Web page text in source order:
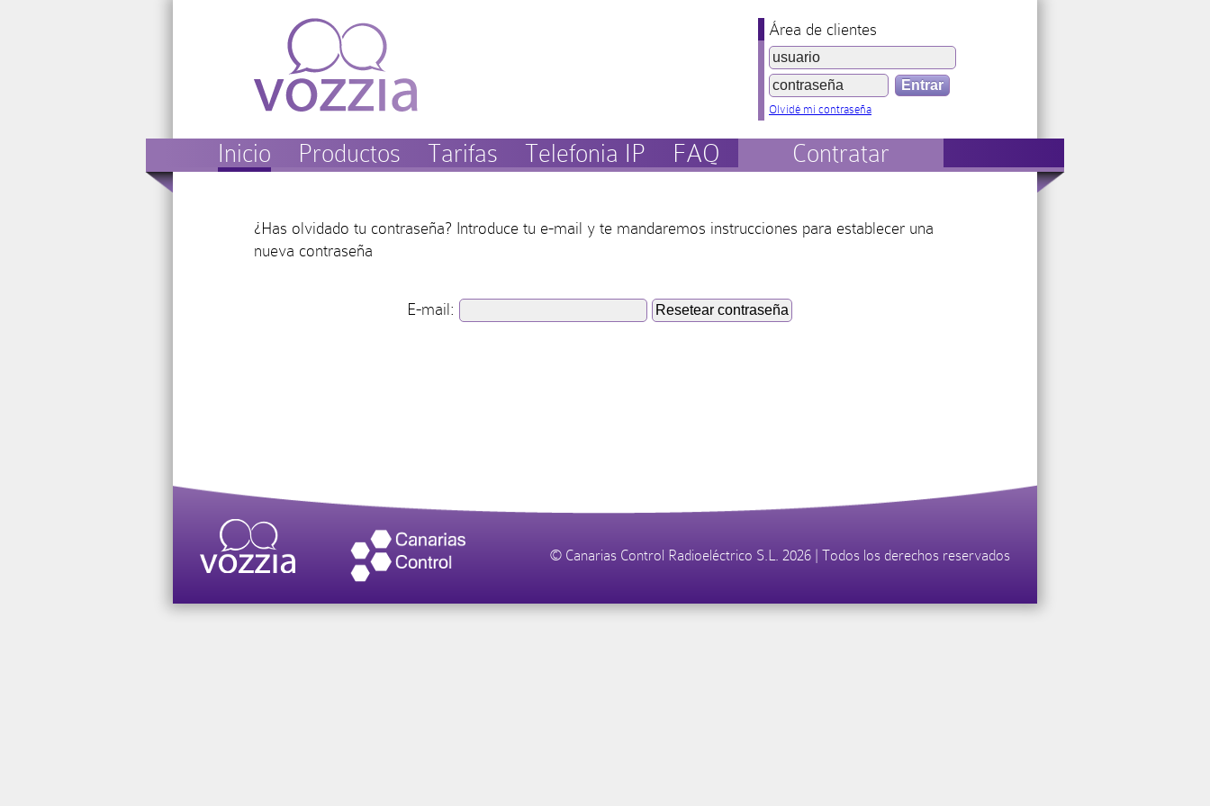
Área de clientes
Olvidé mi contraseña
Inicio Productos Tarifas Telefonia IP FAQ Contratar
¿Has olvidado tu contraseña? Introduce tu e-mail y te mandaremos instrucciones para establecer una
nueva contraseña
E-mail:
© Canarias Control Radioeléctrico S.L. 2026 | Todos los derechos reservados